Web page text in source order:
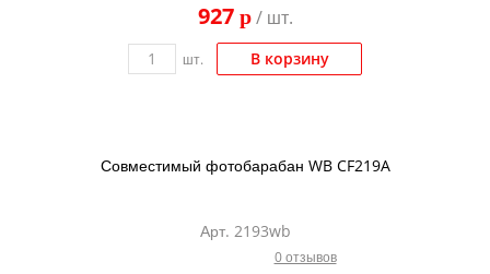
927 p/ шт.
шт. В корзину
Совместимый фотобарабан WB CF219A
Арт. 2193wb
0 отзывов